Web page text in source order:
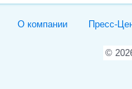
О компании Пресс-
©